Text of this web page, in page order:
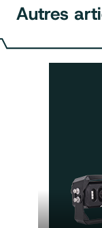
Autres